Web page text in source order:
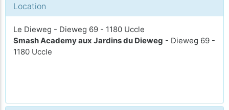
Location
Le Dieweg - Dieweg 69 - 1180 Uccle
Smash Academy aux Jardins du Dieweg - Dieweg 69 -
1180 Uccle